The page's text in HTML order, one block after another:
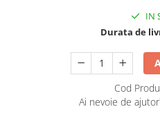
IN
Durata de
Cod
Ai nevoie de